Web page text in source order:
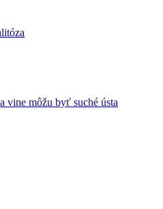
vine môžu byť suché ústa